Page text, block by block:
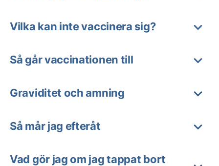
Vilka kan inte vaccinera sig?
Så går vaccinationen till
Graviditet och amning
Så mår jag efteråt
Vad gör jag om jag tappat bort